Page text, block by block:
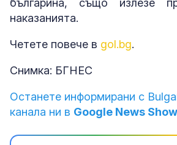
българина, също излезе
наказанията.
Четете повече в gol.bg.
Снимка: БГНЕС
Останете информирани с
канала ни в Google News